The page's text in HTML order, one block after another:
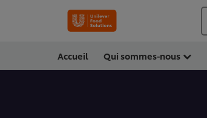
Accueil Qui sommes-nous